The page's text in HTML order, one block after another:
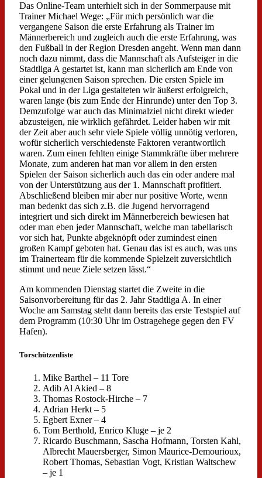
Das Online-Team unterhielt sich in der Sommerpause mit
Trainer Michael Wege: „Für mich persönlich war die
vergangene Saison die erste Erfahrung als Trainer im
Männerbereich und zugleich auch die erste Erfahrung, was
den Fußball in der Region Dresden angeht. Wenn man dann
noch dazu nimmt, dass die Mannschaft als Aufsteiger in die
Stadtliga A gestartet ist, kann man sicherlich am Ende von
einer gelungenen Saison sprechen. Die ersten Spiele im
Pokal und in der Liga gestalteten wir äußerst erfolgreich,
waren lange (bis zum Ende der Hinrunde) unter den Top 3.
Demzufolge war auch das Minimalziel nicht direkt wieder
abzusteigen, nie wirklich gefährdet. Leider haben wir mit
der Zeit aber auch sehr viele Spiele völlig unnötig verloren,
wofür sicherlich verschiedenste Faktoren verantwortlich
waren. Zum einen fehlten einige Stammkräfte über mehrere
Monate, zum anderen hat man vor allem in den ersten
Spielen der Saison sicherlich auch das ein oder andere mal
von der Unterstützung aus der 1. Mannschaft profitiert.
Abschließend bleiben mir aber nur positive Worte, wenn
man bedenkt das sich z.B. die Jugend hervorragend
integriert und sich direkt im Männerbereich bewiesen hat
oder man eben jeder Mannschaft, welche man tabellarisch
vor sich hat, Punkte abgeknöpft oder zumindest einen
großen Kampf geboten hat. Genau das ist es auch, was uns
im Trainerteam für die kommende Spielzeit zuversichtlich
stimmt und neue Ziele setzen lässt.“
Am kommenden Dienstag startet die Zweite in die
Saisonvorbereitung für das 2. Jahr Stadtliga A. In einer
Woche am Samstag steht dann bereits das erste Testspiel auf
dem Programm (10:30 Uhr im Ostragehege gegen den FV
Hafen).
Torschützenliste
Mike Barthel – 11 Tore
Adib Al Akied – 8
Thomas Rostock-Hirche – 7
Adrian Herkt – 5
Egbert Exner – 4
Tom Berthold, Enrico Kluge – je 2
Ricardo Buschmann, Sascha Hofmann, Torsten Kahl,
Albrecht Mauersberger, Simon Maurice-Demourioux,
Robert Thomas, Sebastian Vogt, Kristian Waltschew
– je 1